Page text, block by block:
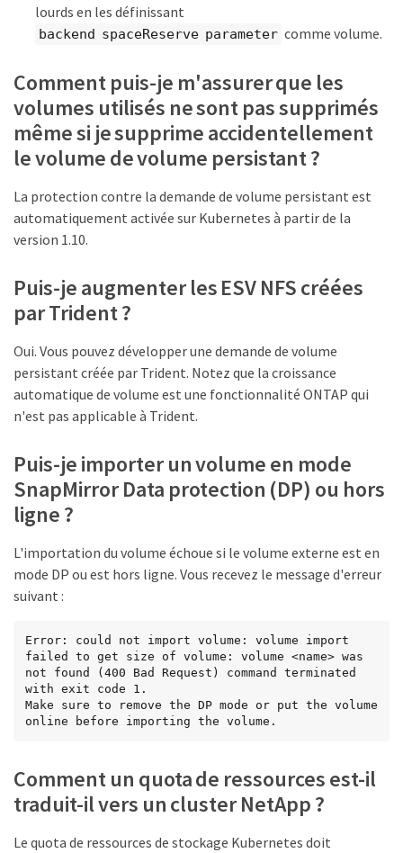
lourds en les définissant
backend spaceReserve parameter comme volume.
Comment puis-je m'assurer que les
volumes utilisés ne sont pas supprimés
même si je supprime accidentellement
le volume de volume persistant ?
La protection contre la demande de volume persistant est
automatiquement activée sur Kubernetes à partir de la
version 1.10.
Puis-je augmenter les ESV NFS créées
par Trident ?
Oui. Vous pouvez développer une demande de volume
persistant créée par Trident. Notez que la croissance
automatique de volume est une fonctionnalité ONTAP qui
n'est pas applicable à Trident.
Puis-je importer un volume en mode
SnapMirror Data protection (DP) ou hors
ligne ?
L'importation du volume échoue si le volume externe est en
mode DP ou est hors ligne. Vous recevez le message d'erreur
suivant :
Error: could not import volume: volume import
failed to get size of volume: volume <name> was
not found (400 Bad Request) command terminated
with exit code 1.
Make sure to remove the DP mode or put the volume
online before importing the volume.
Comment un quota de ressources est-il
traduit-il vers un cluster NetApp ?
Le quota de ressources de stockage Kubernetes doit